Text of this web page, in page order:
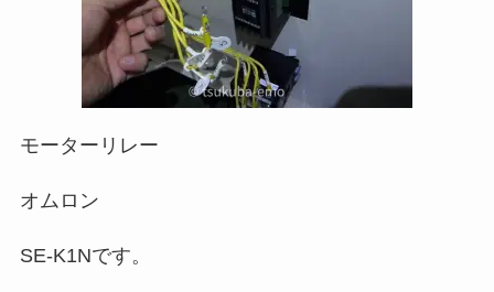
モーターリレー
オムロン
SE-K1Nです。